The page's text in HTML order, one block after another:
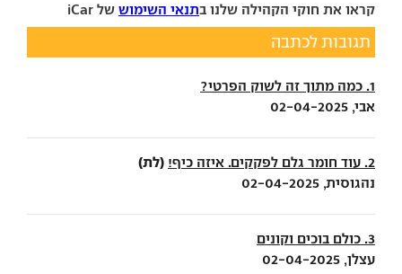
קראו את חוקי הקהילה שלנו בתנאי השימוש של iCar
תגובות לכתבה
1. כמה מתוך זה לשוק הפרטי?
אבי, 02-04-2025
2. עוד חומר גלם לפקקים. איזה כיף! (לת)
נהגוסית, 02-04-2025
3. כולם בוכים וקונים
עצלן, 02-04-2025